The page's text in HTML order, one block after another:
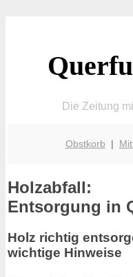
Die Zeitung
Obstkorb |
Holzabfall:
Entsorgung in
Holz richtig
wichtige Hinweise